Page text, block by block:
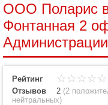
ООО Поларис
Фонтанная 2
Рейтинг
Отзывов
2 (2
нейтральных)